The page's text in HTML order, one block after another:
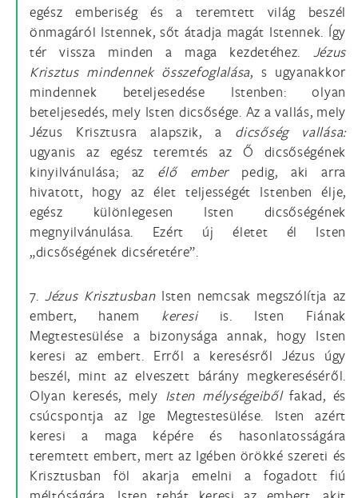
egész emberiség és a teremtett világ beszél
önmagáról Istennek, sőt átadja magát Istennek. Így
tér vissza minden a maga kezdetéhez. Jézus
Krisztus mindennek összefoglalása, s ugyanakkor
mindennek beteljesedése Istenben: olyan
beteljesedés, mely Isten dicsősége. Az a vallás, mely
Jézus Krisztusra alapszik, a dicsőség vallása:
ugyanis az egész teremtés az Ő dicsőségének
kinyilvánulása; az élő emberpedig, aki arra
hivatott, hogy az élet teljességét Istenben élje,
egész különlegesen Isten dicsőségének
megnyilvánulása. Ezért új életet él Isten
„dicsőségének dicséretére”.
7. Jézus KrisztusbanIsten nemcsak megszólítja az
embert, hanem keresiis. Isten Fiának
Megtestesülése a bizonysága annak, hogy Isten
keresi az embert. Erről a keresésről Jézus úgy
beszél, mint az elveszett bárány megkereséséről.
Olyan keresés, mely Isten mélységeibőlfakad, és
csúcspontja az Ige Megtestesülése. Isten azért
keresi a maga képére és hasonlatosságára
teremtett embert, mert az Igében örökké szereti és
Krisztusban föl akarja emelni a fogadott fiú